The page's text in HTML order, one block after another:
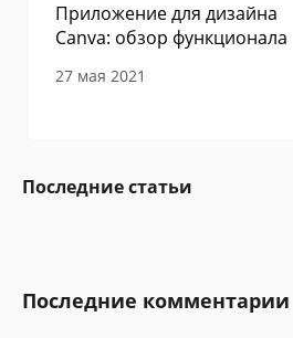
Приложение для дизайна
Canva: обзор функционала
27 мая 2021
Последние статьи
Последние комментарии